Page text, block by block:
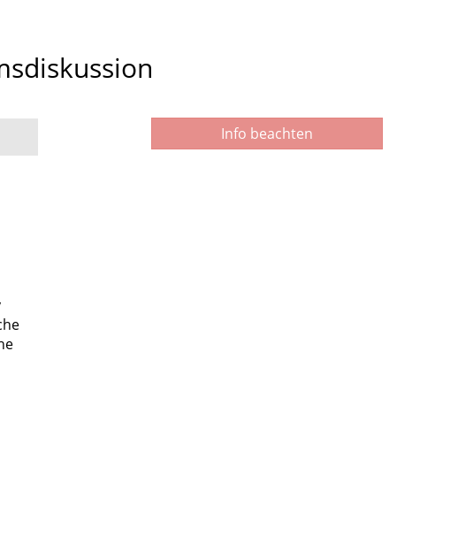
Info beachten